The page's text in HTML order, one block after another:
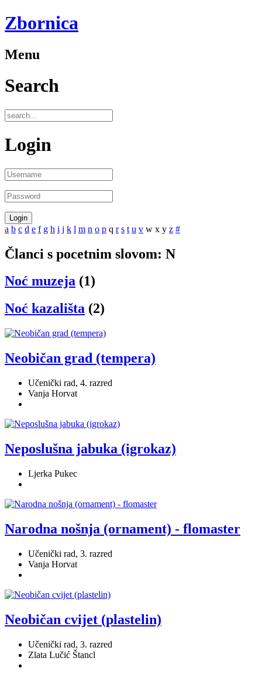
Zbornica
Menu
Search
Login
a b c d e f g h i j k l m n o p q r s t u v w x y z #
Članci s pocetnim slovom: N
Noć muzeja (1)
Noć kazališta (2)
Neobičan grad (tempera)
Učenički rad, 4. razred
Vanja Horvat
Neposlušna jabuka (igrokaz)
Ljerka Pukec
Narodna nošnja (ornament) - flomaster
Učenički rad, 3. razred
Vanja Horvat
Neobičan cvijet (plastelin)
Učenički rad, 3. razred
Zlata Lučić Štancl